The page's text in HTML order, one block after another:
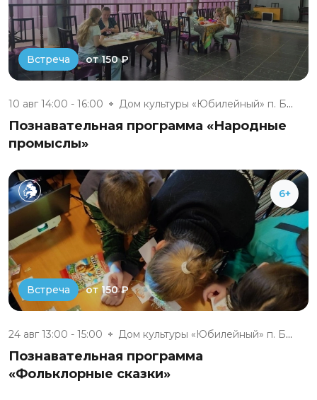
Встреча от 150 ₽
10 авг 14:00 - 16:00 Дом культуры «Юбилейный» п. Бе...
Познавательная программа «Народные
промыслы»
6+
Встреча от 150 ₽
24 авг 13:00 - 15:00 Дом культуры «Юбилейный» п. Бе...
Познавательная программа
«Фольклорные сказки»